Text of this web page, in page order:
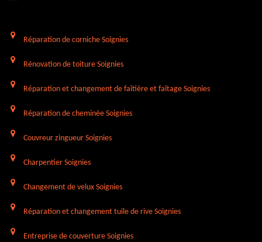
Réparation de corniche Soignies
Rénovation de toiture Soignies
Réparation et changement de faîtière et faîtage Soignies
Réparation de cheminée Soignies
Couvreur zingueur Soignies
Charpentier Soignies
Changement de velux Soignies
Réparation et changement tuile de rive Soignies
Entreprise de couverture Soignies